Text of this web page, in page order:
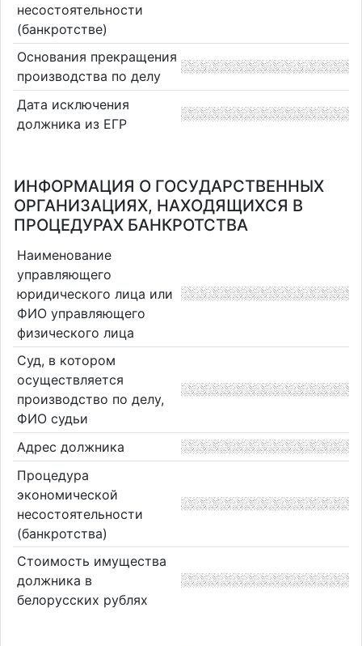
несостоятельности
(банкротстве)
Основания прекращения
производства по делу
Дата исключения
должника из ЕГР
ИНФОРМАЦИЯ О ГОСУДАРСТВЕННЫХ
ОРГАНИЗАЦИЯХ, НАХОДЯЩИХСЯ В
ПРОЦЕДУРАХ БАНКРОТСТВА
Наименование
управляющего
юридического лица или
ФИО управляющего
физического лица
Суд, в котором
осуществляется
производство по делу,
ФИО судьи
Адрес должника
Процедура
экономической
несостоятельности
(банкротства)
Стоимость имущества
должника в
белорусских рублях